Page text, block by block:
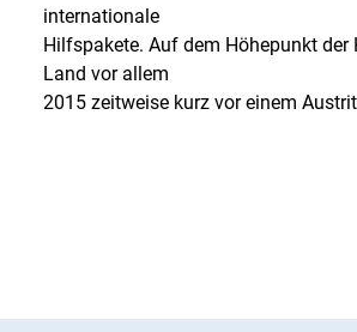
internationale
Hilfspakete. Auf dem Höhepunkt der
Land vor allem
2015 zeitweise kurz vor einem